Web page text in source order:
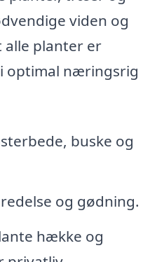
viden og
alle planter er
optimal næringsrig
buske og
og gødning.
hække og